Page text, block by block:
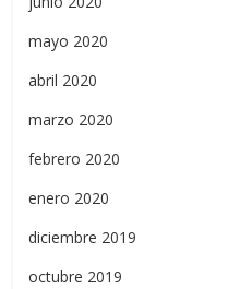
mayo 2020
abril 2020
marzo 2020
febrero 2020
enero 2020
diciembre 2019
octubre 2019